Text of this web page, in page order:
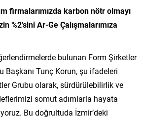
firmalarımızda karbon nötr olmayı
%2’sini Ar-Ge Çalışmalarımıza
bulunan Form Şirketler
Başkanı Tunç Korun, şu ifadeleri
Grubu olarak, sürdürülebilirlik ve
somut adımlarla hayata
Bu doğrultuda İzmir’deki